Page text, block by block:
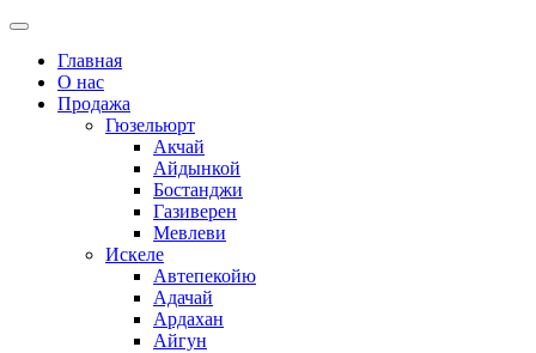
Главная
О нас
Продажа
Гюзельюрт
Акчай
Айдынкой
Бостанджи
Газиверен
Мевлеви
Искеле
Автепекойю
Адачай
Ардахан
Айгун